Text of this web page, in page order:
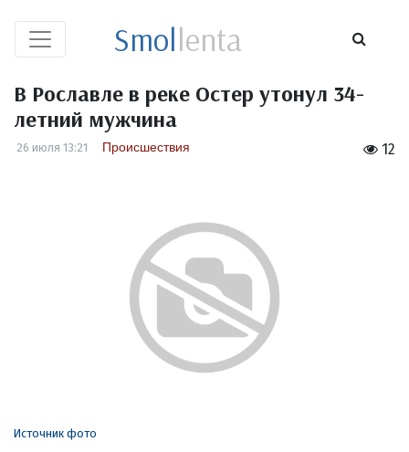
Smollenta
В Рославле в реке Остер утонул 34-
летний мужчина
12
26 июля 13:21 Происшествия
Источник фото